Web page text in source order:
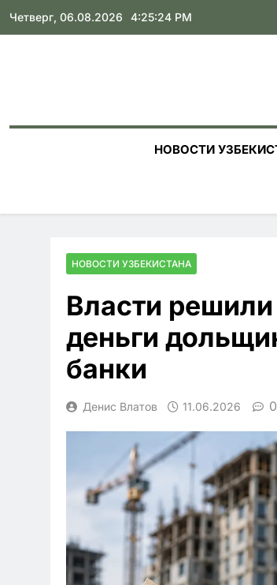
Skip
Четверг, 06.08.2026 4:25:26 PM
НОВОСТИ
НОВОСТИ УЗБЕКИСТАНА
Власти решили
деньги
банки
Денис Влатов 11.06.2026 0